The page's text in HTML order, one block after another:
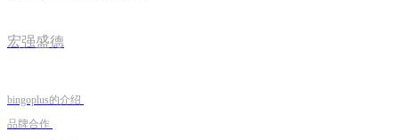
宏强盛德
bingoplus的介绍
品牌合作